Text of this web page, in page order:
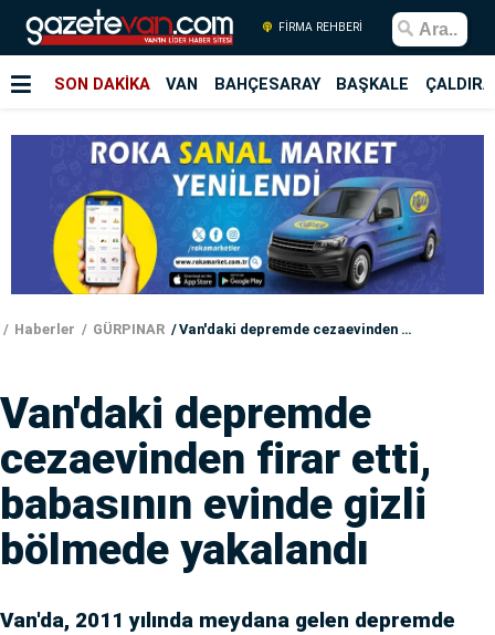
FİRMA REHBERİ
SON DAKİKA VAN BAHÇESARAY BAŞKALE
Haberler GÜRPINAR Van'daki depremde cezaevinden firar etti, babasının evinde gizli bölmede yakalandı
Van'daki depremde
cezaevinden firar etti,
babasının evinde gizli
bölmede yakalandı
Van'da, 2011 yılında meydana gelen depremde